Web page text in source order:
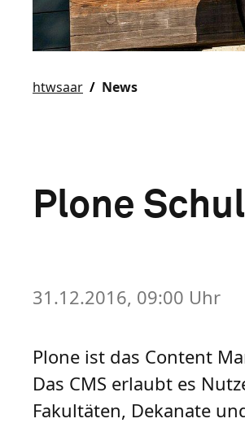
htwsaar News
Plone
31.12.2016, 09:00 Uhr
Plone ist das Content
Das CMS erlaubt es
Fakultäten, Dekanate